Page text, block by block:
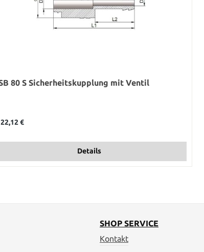
80 S Sicherheitskupplung mit Ventil
22,12 €
Details
SHOP SERVICE
Kontakt